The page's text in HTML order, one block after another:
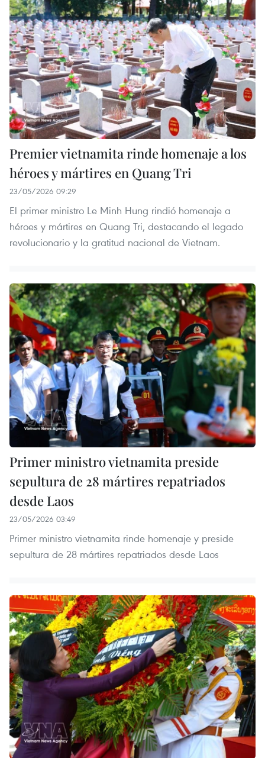
Premier vietnamita rinde homenaje a los
héroes y mártires en Quang Tri
23/05/2026 09:29
El primer ministro Le Minh Hung rindió homenaje a
héroes y mártires en Quang Tri, destacando el legado
revolucionario y la gratitud nacional de Vietnam.
Primer ministro vietnamita preside
sepultura de 28 mártires repatriados
desde Laos
23/05/2026 03:49
Primer ministro vietnamita rinde homenaje y preside
sepultura de 28 mártires repatriados desde Laos